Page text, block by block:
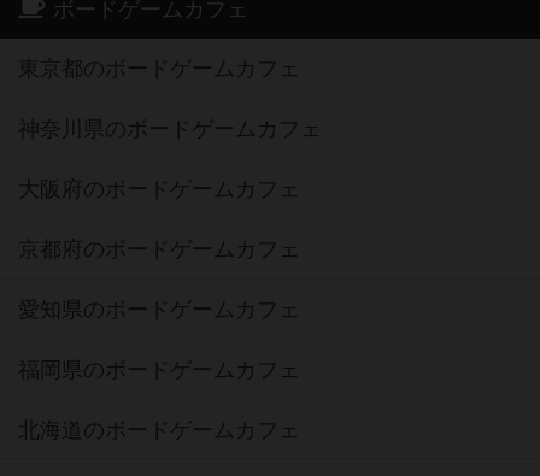
ボードゲームカフェ
東京都のボードゲームカフェ
神奈川県のボードゲームカフェ
大阪府のボードゲームカフェ
京都府のボードゲームカフェ
愛知県のボードゲームカフェ
福岡県のボードゲームカフェ
北海道のボードゲームカフェ